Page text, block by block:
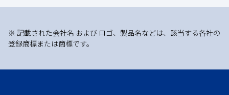
※ 記載された会社名 および ロゴ、製品名などは、該当する各社の
登録商標または商標です。